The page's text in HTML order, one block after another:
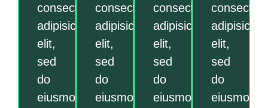
consectetur
adipisicing
elit,
sed
do
eiusmod
consectetur
adipisicing
elit,
sed
do
eiusmod
consectetur
adipisicing
elit,
sed
do
eiusmod
adipisicing
elit,
sed
do
eiusmod